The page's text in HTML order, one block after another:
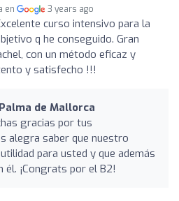
en 3 years ago
curso intensivo para la
q he conseguido. Gran
con un método eficaz y
y satisfecho !!!
de Mallorca
gracias por tus
alegra saber que nuestro
para usted y que además
él. ¡Congrats por el B2!